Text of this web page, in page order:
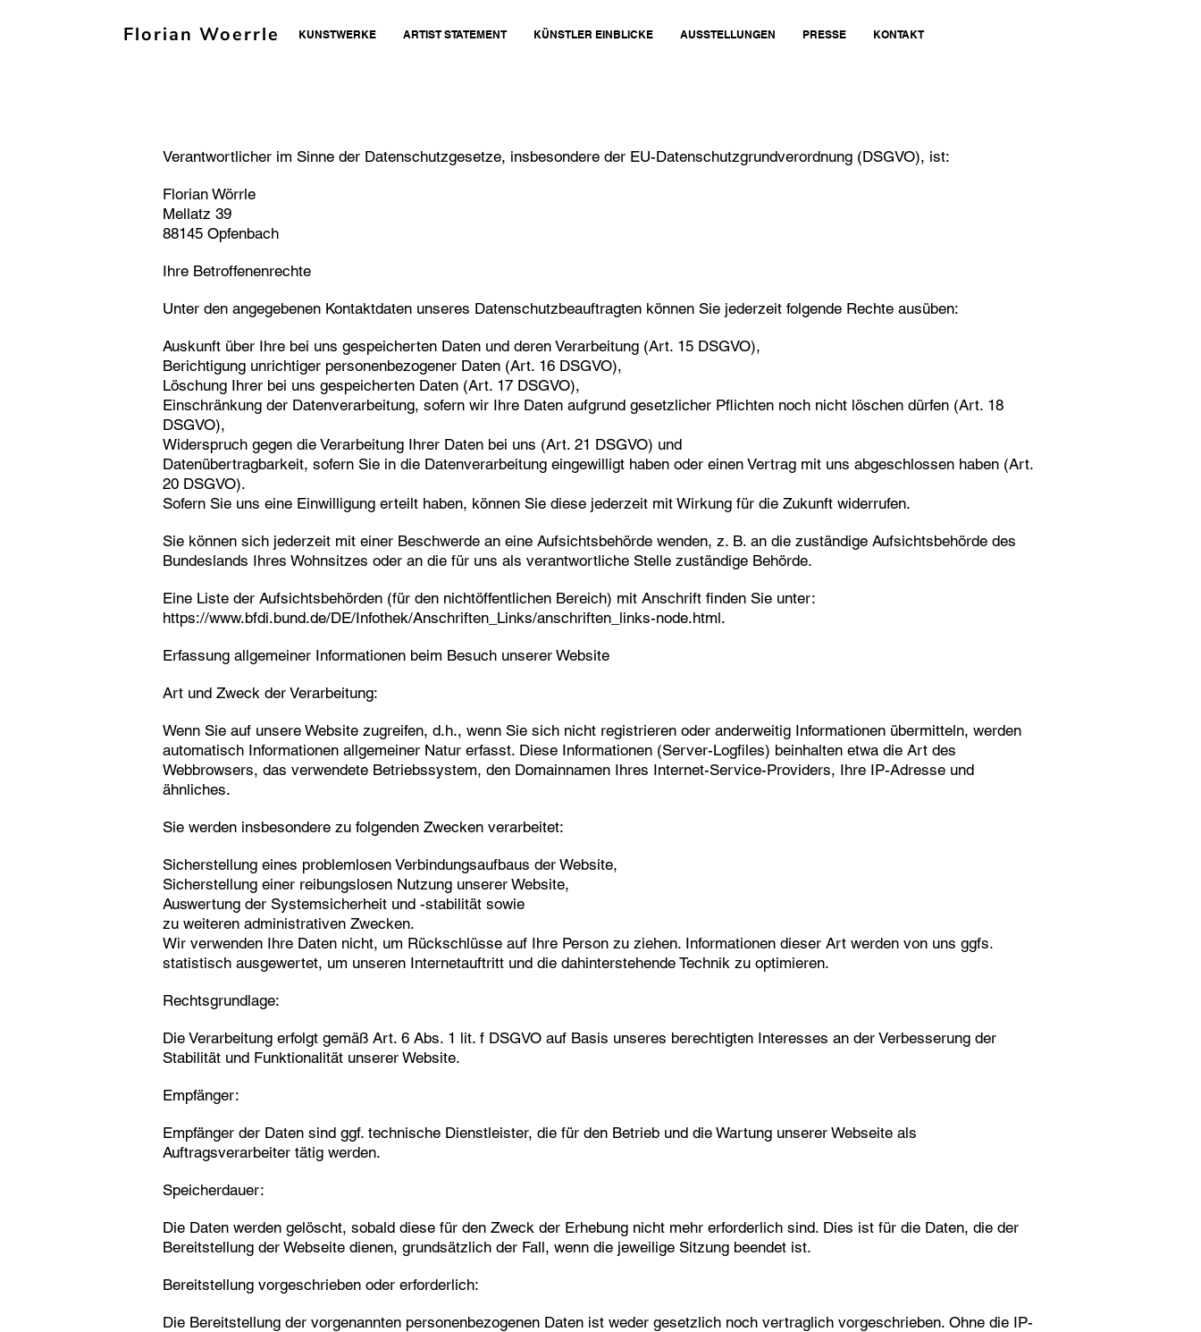
Florian Woerrle KUNSTWERKE ARTIST STATEMENT KÜNSTLER EINBLICKE AUSSTELLUNGEN PRESSE KONTAKT
Verantwortlicher im Sinne der Datenschutzgesetze, insbesondere der EU-Datenschutzgrundverordnung (DSGVO), ist:
Florian Wörrle
Mellatz 39
88145 Opfenbach
Ihre Betroffenenrechte
Unter den angegebenen Kontaktdaten unseres Datenschutzbeauftragten können Sie jederzeit folgende Rechte ausüben:
Auskunft über Ihre bei uns gespeicherten Daten und deren Verarbeitung (Art. 15 DSGVO),
Berichtigung unrichtiger personenbezogener Daten (Art. 16 DSGVO),
Löschung Ihrer bei uns gespeicherten Daten (Art. 17 DSGVO),
Einschränkung der Datenverarbeitung, sofern wir Ihre Daten aufgrund gesetzlicher Pflichten noch nicht löschen dürfen (Art. 18
DSGVO),
Widerspruch gegen die Verarbeitung Ihrer Daten bei uns (Art. 21 DSGVO) und
Datenübertragbarkeit, sofern Sie in die Datenverarbeitung eingewilligt haben oder einen Vertrag mit uns abgeschlossen haben (Art.
20 DSGVO).
Sofern Sie uns eine Einwilligung erteilt haben, können Sie diese jederzeit mit Wirkung für die Zukunft widerrufen.
Sie können sich jederzeit mit einer Beschwerde an eine Aufsichtsbehörde wenden, z. B. an die zuständige Aufsichtsbehörde des
Bundeslands Ihres Wohnsitzes oder an die für uns als verantwortliche Stelle zuständige Behörde.
Eine Liste der Aufsichtsbehörden (für den nichtöffentlichen Bereich) mit Anschrift finden Sie unter:
https://www.bfdi.bund.de/DE/Infothek/Anschriften_Links/anschriften_links-node.html.
Erfassung allgemeiner Informationen beim Besuch unserer Website
Art und Zweck der Verarbeitung:
Wenn Sie auf unsere Website zugreifen, d.h., wenn Sie sich nicht registrieren oder anderweitig Informationen übermitteln, werden
automatisch Informationen allgemeiner Natur erfasst. Diese Informationen (Server-Logfiles) beinhalten etwa die Art des
Webbrowsers, das verwendete Betriebssystem, den Domainnamen Ihres Internet-Service-Providers, Ihre IP-Adresse und
ähnliches.
Sie werden insbesondere zu folgenden Zwecken verarbeitet:
Sicherstellung eines problemlosen Verbindungsaufbaus der Website,
Sicherstellung einer reibungslosen Nutzung unserer Website,
Auswertung der Systemsicherheit und -stabilität sowie
zu weiteren administrativen Zwecken.
Wir verwenden Ihre Daten nicht, um Rückschlüsse auf Ihre Person zu ziehen. Informationen dieser Art werden von uns ggfs.
statistisch ausgewertet, um unseren Internetauftritt und die dahinterstehende Technik zu optimieren.
Rechtsgrundlage:
Die Verarbeitung erfolgt gemäß Art. 6 Abs. 1 lit. f DSGVO auf Basis unseres berechtigten Interesses an der Verbesserung der
Stabilität und Funktionalität unserer Website.
Empfänger:
Empfänger der Daten sind ggf. technische Dienstleister, die für den Betrieb und die Wartung unserer Webseite als
Auftragsverarbeiter tätig werden.
Speicherdauer:
Die Daten werden gelöscht, sobald diese für den Zweck der Erhebung nicht mehr erforderlich sind. Dies ist für die Daten, die der
Bereitstellung der Webseite dienen, grundsätzlich der Fall, wenn die jeweilige Sitzung beendet ist.
Bereitstellung vorgeschrieben oder erforderlich:
Die Bereitstellung der vorgenannten personenbezogenen Daten ist weder gesetzlich noch vertraglich vorgeschrieben. Ohne die IP-